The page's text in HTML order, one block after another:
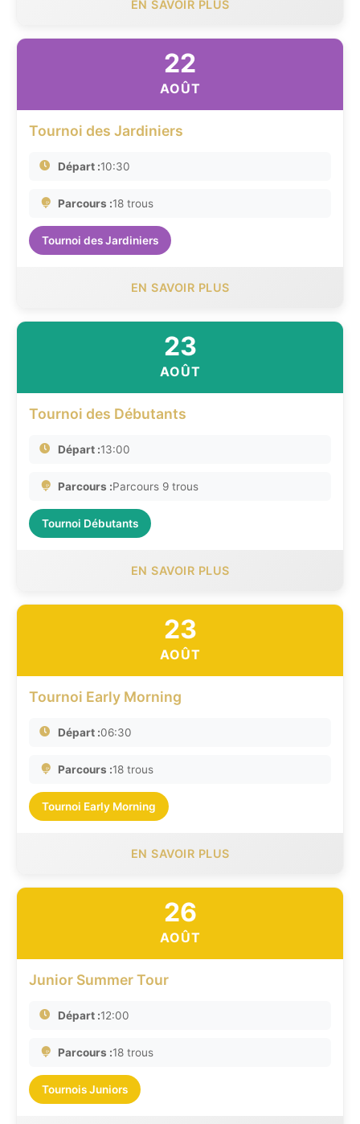
EN SAVOIR PLUS
22
AOÛT
Tournoi des Jardiniers
Départ :10:30
Parcours :18 trous
Tournoi des Jardiniers
EN SAVOIR PLUS
23
AOÛT
Tournoi des Débutants
Départ :13:00
Parcours :Parcours 9 trous
Tournoi Débutants
EN SAVOIR PLUS
23
AOÛT
Tournoi Early Morning
Départ :06:30
Parcours :18 trous
Tournoi Early Morning
EN SAVOIR PLUS
26
AOÛT
Junior Summer Tour
Départ :12:00
Parcours :18 trous
Tournois Juniors